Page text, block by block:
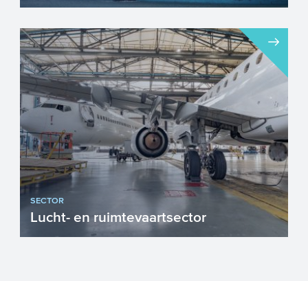
Nederland heeft een internationale
toppositie als het gaat om Transport &
Infrastructuur. Onze g...
SECTOR
Lucht- en ruimtevaartsector